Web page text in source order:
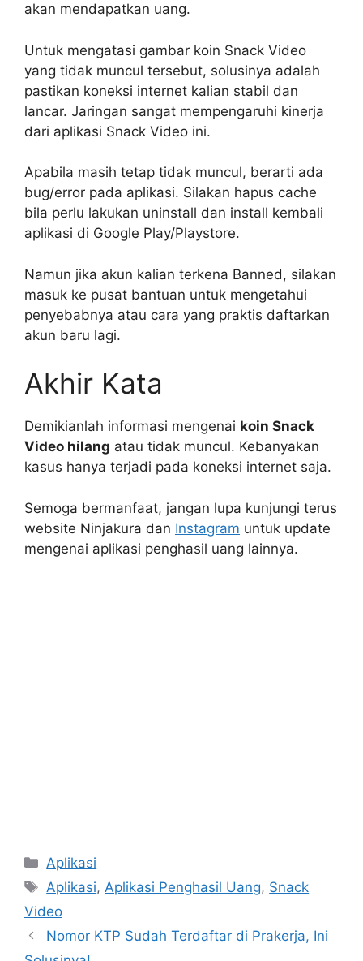
akan mendapatkan uang.
Untuk mengatasi gambar koin Snack Video
yang tidak muncul tersebut, solusinya adalah
pastikan koneksi internet kalian stabil dan
lancar. Jaringan sangat mempengaruhi kinerja
dari aplikasi Snack Video ini.
Apabila masih tetap tidak muncul, berarti ada
bug/error pada aplikasi. Silakan hapus cache
bila perlu lakukan uninstall dan install kembali
aplikasi di Google Play/Playstore.
Namun jika akun kalian terkena Banned, silakan
masuk ke pusat bantuan untuk mengetahui
penyebabnya atau cara yang praktis daftarkan
akun baru lagi.
Akhir Kata
Demikianlah informasi mengenai koin Snack
Video hilang atau tidak muncul. Kebanyakan
kasus hanya terjadi pada koneksi internet saja.
Semoga bermanfaat, jangan lupa kunjungi terus
website Ninjakura dan Instagram untuk update
mengenai aplikasi penghasil uang lainnya.
Categories
Aplikasi
Tags
Aplikasi,Aplikasi Penghasil Uang, Snack
Video
Nomor KTP Sudah Terdaftar di Prakerja, Ini